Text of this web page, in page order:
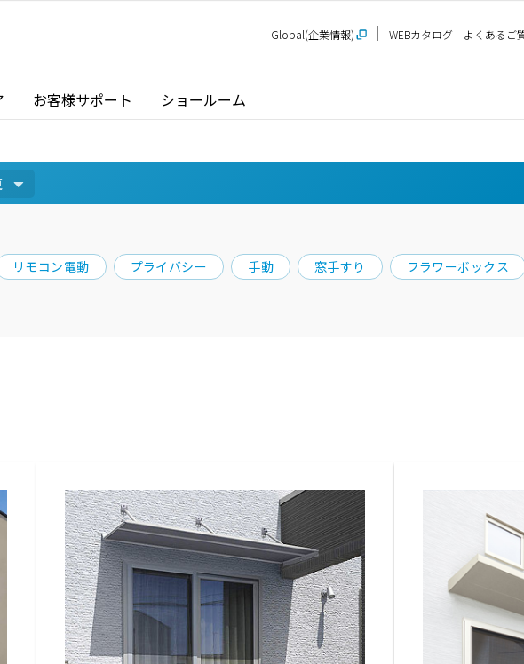
お客様サポート ショールーム
探す SR ショールーム PS P-STAGE PR プレゼンテーションルーム
リフォームをショールームで
Global(企業情報) WEBカタログ よくあるご
リモコン電動 プライバシー 手動 窓手すり フラワーボックス